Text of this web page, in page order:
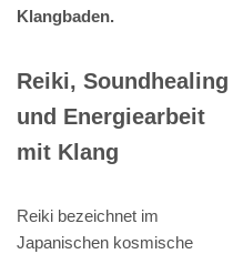
Klangbaden.
Reiki, Soundhealing
und Energiearbeit
mit Klang
Reiki bezeichnet im
Japanischen kosmische